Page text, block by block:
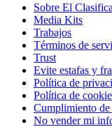
Sobre El
Media Kits
Trabajos
Términos de
Trust
Evite estafas y
Política de
Política de
Cumplimiento
No vender mi